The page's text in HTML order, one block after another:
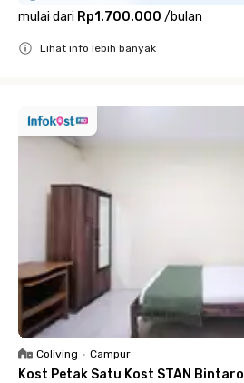
mulai dari Rp1.700.000 /bulan
Lihat info lebih banyak
Coliving • Campur
Kost Petak Satu Kost STAN Bintaro